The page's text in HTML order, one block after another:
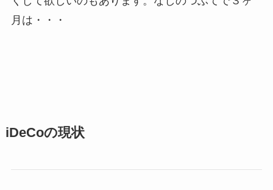
月は・・・
iDeCoの現状